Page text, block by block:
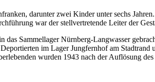
darunter zwei Kinder unter sechs
war der stellvertretende Leiter der
Sammellager Nürnberg-Langwasser
im Lager Jungfernhof am Stadtrand
wurden 1943 nach der Auflösung